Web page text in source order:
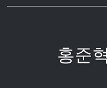
홍준